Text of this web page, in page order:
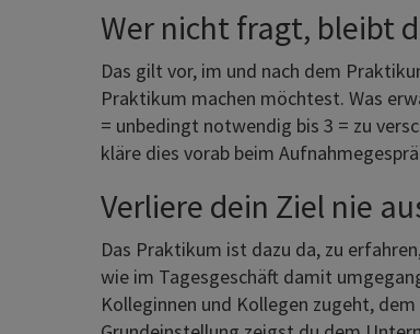
Wer nicht fragt, bleibt
Das gilt vor, im und nach dem
Praktikum machen möchtest. Was
= unbedingt notwendig bis 3 = zu
kläre dies vorab beim
Verliere dein Ziel nie
Das Praktikum ist dazu da, zu
wie im Tagesgeschäft damit
Kolleginnen und Kollegen zugeht,